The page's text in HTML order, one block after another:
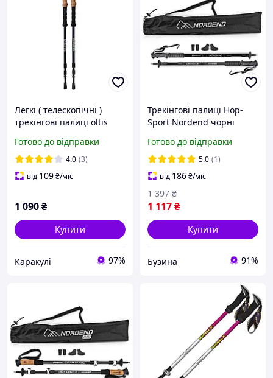
Легкі ( телескопічні )
трекінгові палиці oltis
LUX з регульованою
довжиною та
розширеними функціями
Black
Готово до відправки
4.0 (3)
від 109₴/міс
1 090₴
Купити
Каракулі 97%
Трекінгові палиці Hop-
Sport Nordend чорні
Готово до відправки
5.0 (1)
від 186₴/міс
1 117₴
1 397 ₴
Купити
Бузина 91%